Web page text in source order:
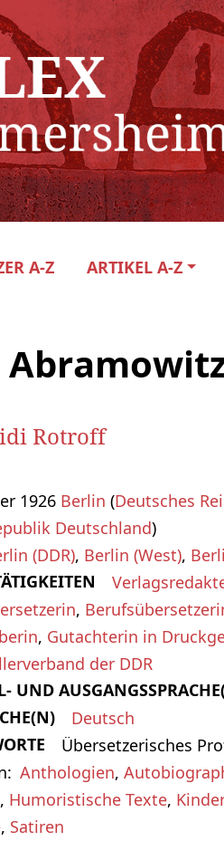
A-Z ARTIKEL A-Z
Rotroff
1926 Berlin (Deutsches
Deutschland)
(DDR), Berlin (West),
,
, Gutachterin in
der DDR
UND
Deutsch
Übersetzerisches
Anthologien,
, Humoristische Texte,
, Satiren